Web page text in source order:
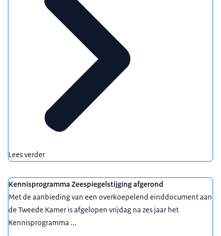
Lees verder
Kennisprogramma Zeespiegelstijging afgerond
Met de aanbieding van een overkoepelend einddocument aan
de Tweede Kamer is afgelopen vrijdag na zes jaar het
Kennisprogramma ...